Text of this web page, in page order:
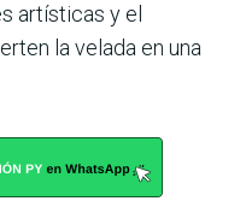
artísticas y el
la velada en una